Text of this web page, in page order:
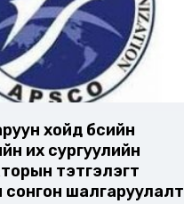
хойд бүсийн
их сургуулийн
тэтгэлэгт
шалгаруулалт